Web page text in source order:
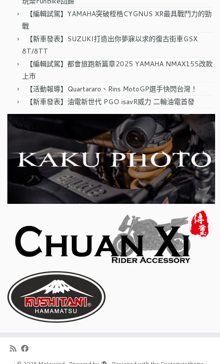
【編輯試駕】YAMAHA突破桎梏CYGNUS XR最具戰鬥力的勁
戰
【新車發表】SUZUKI打造出你夢寐以求的復古街車GSX
8T/8TT
【編輯試駕】都會旅跑新篇章2025 YAMAHA NMAX155改款
上市
【活動報導】Quartararo、Rins MotoGP選手快閃台灣！
【新車發表】油電新世代 PGO isavR威力 二輪油電首發